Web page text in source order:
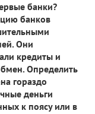
банки?
банков
Они
кредиты и
Определить
гораздо
деньги
к поясу или в